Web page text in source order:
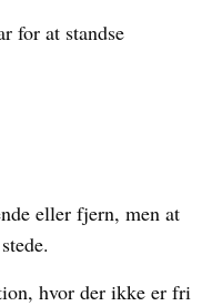
for at standse
eller fjern, men at
hvor der ikke er fri